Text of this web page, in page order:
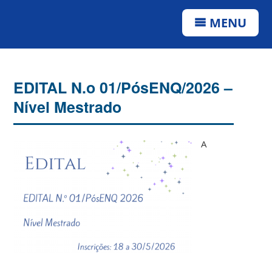
MENU
EDITAL N.o 01/PósENQ/2026 –
Nível Mestrado
A